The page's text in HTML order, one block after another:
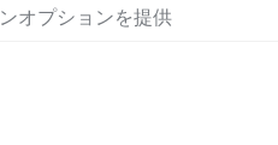
オプションを提供